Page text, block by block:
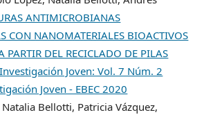
ANTIMICROBIANAS
CON NANOMATERIALES BIOACTIVOS
PARTIR DEL RECICLADO DE PILAS
Investigación Joven: Vol. 7 Núm. 2
Joven - EBEC 2020
Bellotti, Patricia Vázquez,